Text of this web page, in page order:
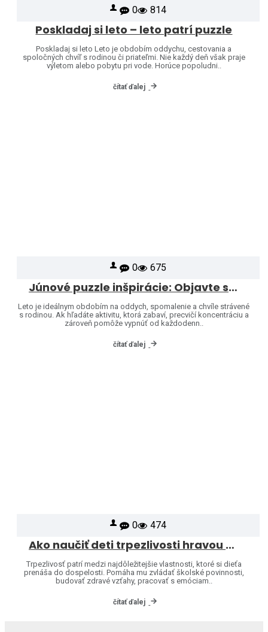
0 814
Poskladaj si leto – leto patrí puzzle
Poskladaj si leto Leto je obdobím oddychu, cestovania a
spoločných chvíľ s rodinou či priateľmi. Nie každý deň však praje
výletom alebo pobytu pri vode. Horúce popoludni..
čítať ďalej
0 675
Júnové puzzle inšpirácie: Objavte svet značiek Heye a Jumbo
Leto je ideálnym obdobím na oddych, spomalenie a chvíle strávené
s rodinou. Ak hľadáte aktivitu, ktorá zabaví, precvičí koncentráciu a
zároveň pomôže vypnúť od každodenn..
čítať ďalej
0 474
Ako naučiť deti trpezlivosti hravou formou
Trpezlivosť patrí medzi najdôležitejšie vlastnosti, ktoré si dieťa
prenáša do dospelosti. Pomáha mu zvládať školské povinnosti,
budovať zdravé vzťahy, pracovať s emóciam..
čítať ďalej